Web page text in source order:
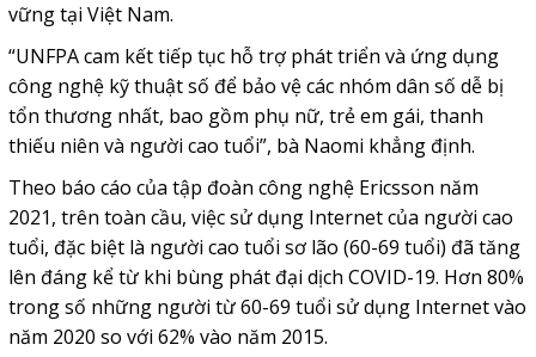
vững tại Việt Nam.
“UNFPA cam kết tiếp tục hỗ trợ phát triển và ứng dụng
công nghệ kỹ thuật số để bảo vệ các nhóm dân số dễ bị
tổn thương nhất, bao gồm phụ nữ, trẻ em gái, thanh
thiếu niên và người cao tuổi”, bà Naomi khẳng định.
Theo báo cáo của tập đoàn công nghệ Ericsson năm
2021, trên toàn cầu, việc sử dụng Internet của người cao
tuổi, đặc biệt là người cao tuổi sơ lão (60-69 tuổi) đã tăng
lên đáng kể từ khi bùng phát đại dịch COVID-19. Hơn 80%
trong số những người từ 60-69 tuổi sử dụng Internet vào
năm 2020 so với 62% vào năm 2015.